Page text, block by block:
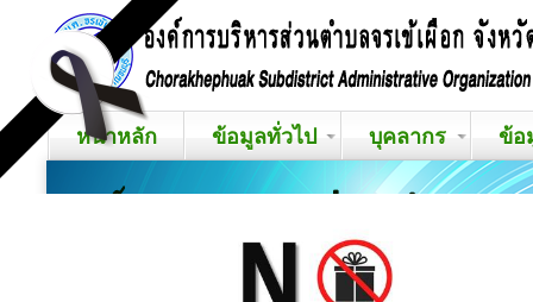
หน้าหลัก ข้อมูลทั่วไป บุคลากร ข้อ